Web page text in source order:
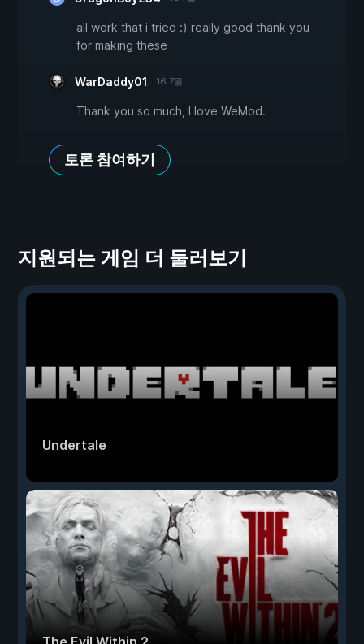
all work that i tried :) really good thank you
for making these
WarDaddy01 16 7월
Thank you so much, I love WeMod.
토론 참여하기
지원되는 게임 더 둘러보기
Undertale